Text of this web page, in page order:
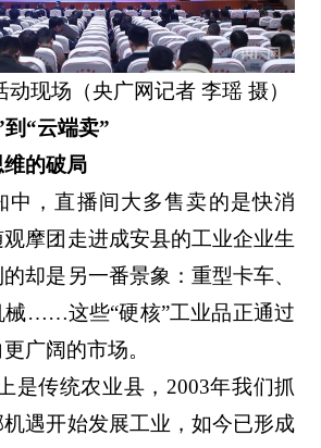
动现场（央广网记者 李瑶 摄）
“云端卖”
的破局
中，直播间大多售卖的是快消
摩团走进成安县的工业企业生
却是另一番景象：重型卡车、
械……这些“硬核”工业品正通过
广阔的市场。
是传统农业县，2003年我们抓
遇开始发展工业，如今已形成